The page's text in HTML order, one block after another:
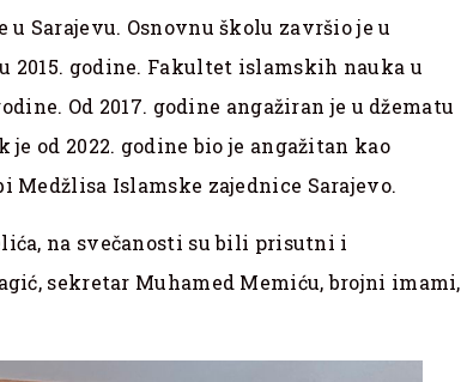
u Sarajevu. Osnovnu školu završio je u
2015. godine. Fakultet islamskih nauka u
Od 2017. godine angažiran je u džematu
od 2022. godine bio je angažitan kao
Islamske zajednice Sarajevo.
na svečanosti su bili prisutni i
sekretar Muhamed Memiću, brojni imami,